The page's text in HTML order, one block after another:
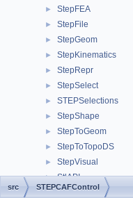
► StepFEA
► StepFile
► StepGeom
► StepKinematics
► StepRepr
► StepSelect
► STEPSelections
► StepShape
► StepToGeom
► StepToTopoDS
► StepVisual
► StlAPI
► Storage
src STEPCAFControl